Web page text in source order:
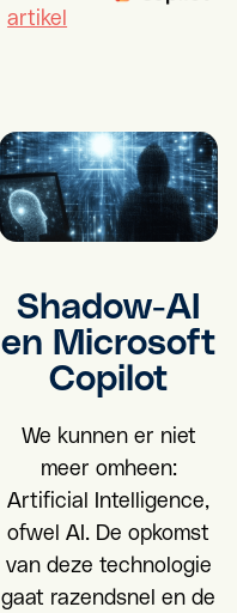
artikel
Shadow-AI
en Microsoft
Copilot
We kunnen er niet
meer omheen:
Artificial Intelligence,
ofwel AI. De opkomst
van deze technologie
gaat razendsnel en de